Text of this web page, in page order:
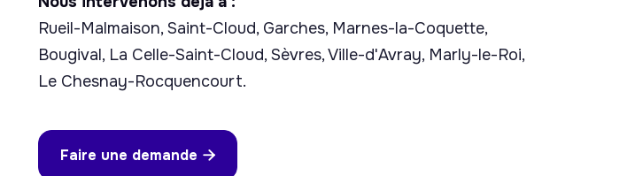
Rueil-Malmaison, Saint-Cloud, Garches, Marnes-la-Coquette,
Bougival, La Celle-Saint-Cloud, Sèvres, Ville-d'Avray, Marly-le-Roi,
Le Chesnay-Rocquencourt.
Faire une demande 